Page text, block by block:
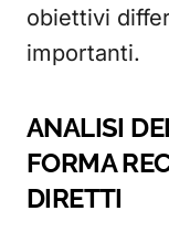
obiettivi
importanti.
ANALISI
FORMA
DIRETTI